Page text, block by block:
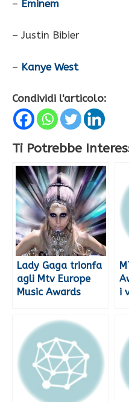
– Eminem
– Justin Bibier
– Kanye West
Condividi l'articolo:
Ti Potrebbe
Lady Gaga trionfa
agli Mtv Europe
Music Awards
i